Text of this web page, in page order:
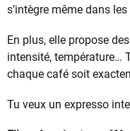
s’intègre même dans
En plus, elle propose
intensité, température…
chaque café soit
Tu veux un expresso